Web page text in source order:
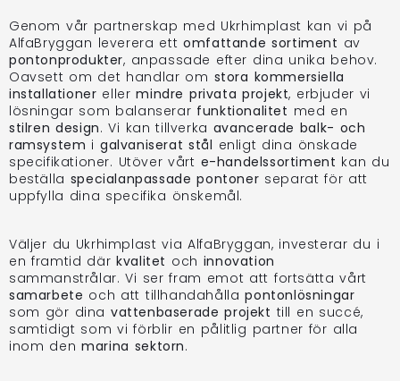
Genom vår partnerskap med Ukrhimplast kan vi på
AlfaBryggan leverera ettomfattande sortiment av
pontonprodukter, anpassade efter dina unika behov.
Oavsett om det handlar om stora kommersiella
installationer ellermindre privata projekt, erbjuder vi
lösningar som balanserar funktionalitet med en
stilren design. Vi kan tillverka avancerade balk- och
ramsystem igalvaniserat stål enligt dina önskade
specifikationer. Utöver vårt e-handelssortiment kan du
beställa specialanpassade pontoner separat för att
uppfylla dina specifika önskemål.
Väljer du Ukrhimplast via AlfaBryggan, investerar du i
en framtid därkvalitet och innovation
sammanstrålar. Vi ser fram emot att fortsätta vårt
samarbete och att tillhandahållapontonlösningar
som gör dina vattenbaserade projekt till en succé,
samtidigt som vi förblir en pålitlig partner för alla
inom denmarina sektorn.